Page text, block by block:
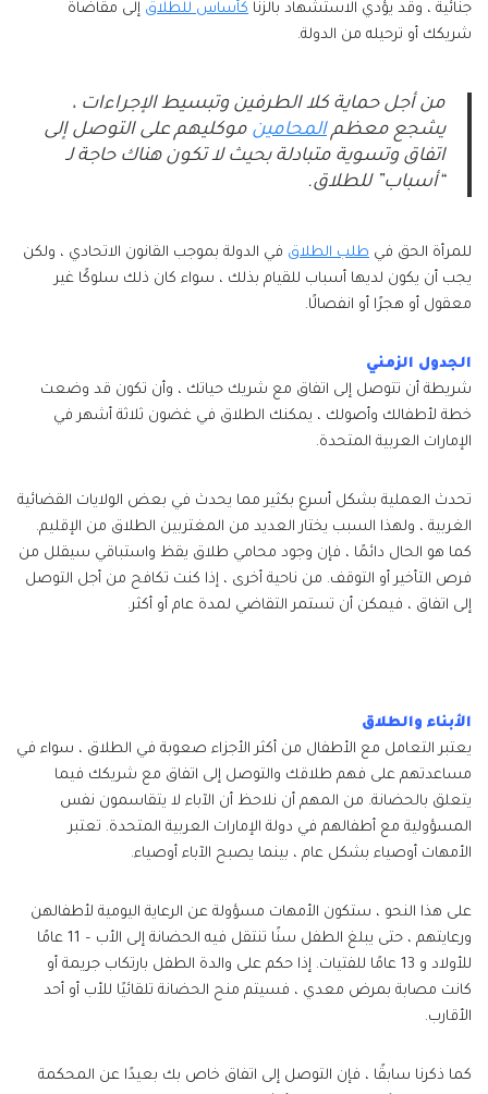
جنائية ، وقد يؤدي الاستشهاد بالزنا كأساس للطلاق إلى مقاضاة
شريكك أو ترحيله من الدولة.
من أجل حماية كلا الطرفين وتبسيط الإجراءات ،
يشجع معظمالمحامين موكليهم على التوصل إلى
اتفاق وتسوية متبادلة بحيث لا تكون هناك حاجة لـ
“أسباب” للطلاق.
للمرأة الحق في طلب الطلاق في الدولة بموجب القانون الاتحادي ، ولكن
يجب أن يكون لديها أسباب للقيام بذلك ، سواء كان ذلك سلوكًا غير
معقول أو هجرًا أو انفصالًا.
الجدول الزمني
شريطة أن تتوصل إلى اتفاق مع شريك حياتك ، وأن تكون قد وضعت
خطة لأطفالك وأصولك ، يمكنك الطلاق في غضون ثلاثة أشهر في
الإمارات العربية المتحدة.
تحدث العملية بشكل أسرع بكثير مما يحدث في بعض الولايات القضائية
الغربية ، ولهذا السبب يختار العديد من المغتربين الطلاق من الإقليم.
كما هو الحال دائمًا ، فإن وجود محامي طلاق يقظ واستباقي سيقلل من
فرص التأخير أو التوقف. من ناحية أخرى ، إذا كنت تكافح من أجل التوصل
إلى اتفاق ، فيمكن أن تستمر التقاضي لمدة عام أو أكثر.
الأبناء والطلاق
يعتبر التعامل مع الأطفال من أكثر الأجزاء صعوبة في الطلاق ، سواء في
مساعدتهم على فهم طلاقك والتوصل إلى اتفاق مع شريكك فيما
يتعلق بالحضانة. من المهم أن نلاحظ أن الآباء لا يتقاسمون نفس
المسؤولية مع أطفالهم في دولة الإمارات العربية المتحدة. تعتبر
الأمهات أوصياء بشكل عام ، بينما يصبح الآباء أوصياء.
على هذا النحو ، ستكون الأمهات مسؤولة عن الرعاية اليومية لأطفالهن
ورعايتهم ، حتى يبلغ الطفل سنًا تنتقل فيه الحضانة إلى الأب – 11 عامًا
للأولاد و 13 عامًا للفتيات. إذا حكم على والدة الطفل بارتكاب جريمة أو
كانت مصابة بمرض معدي ، فسيتم منح الحضانة تلقائيًا للأب أو أحد
الأقارب.
كما ذكرنا سابقًا ، فإن التوصل إلى اتفاق خاص بك بعيدًا عن المحكمة